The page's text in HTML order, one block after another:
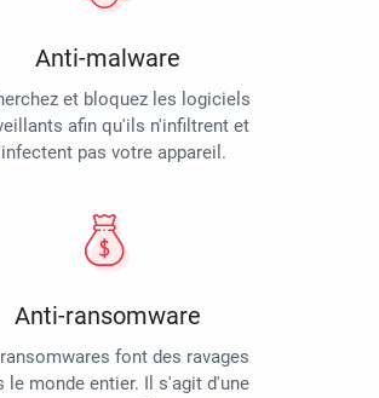
Anti-malware
et bloquez les logiciels
afin qu'ils n'infiltrent et
pas votre appareil.
Anti-ransomware
font des ravages
le monde entier. Il s'agit d'une